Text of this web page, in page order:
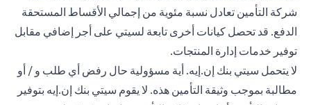
شركة التأمين تعادل نسبة مئوية من إجمالي الأقساط المستحقة
الدفع. قد تحصل كيانات أخرى تابعة لسيتي على أجر إضافي مقابل
توفير خدمات إدارة المنتجات.
لا يتحمل سيتي بنك إن.إيه. أية مسؤولية حال رفض أي طلب و / أو
مطالبة بموجب وثيقة التأمين هذه. لا يقوم سيتي بنك إن.إيه بتوفير